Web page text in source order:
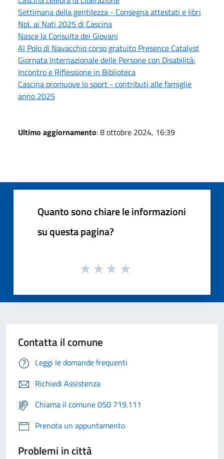
Settimana della gentilezza - Consegna attestati e libri
NpL ai Nati 2025 di Cascina
Nasce la Consulta dei Giovani
Al Polo di Navacchio corso gratuito Presence Catalyst
Giornata Internazionale delle Persone con Disabilità:
Incontro e Riflessione in Biblioteca
Cascina promuove lo sport - contributi alle famiglie
anno 2025
Ultimo aggiornamento: 8 ottobre 2024, 16:39
Quanto sono chiare le informazioni
su questa pagina?
Contatta il comune
Leggi le domande frequenti
Richiedi Assistenza
Chiama il comune 050 719.111
Prenota un appuntamento
Problemi in città